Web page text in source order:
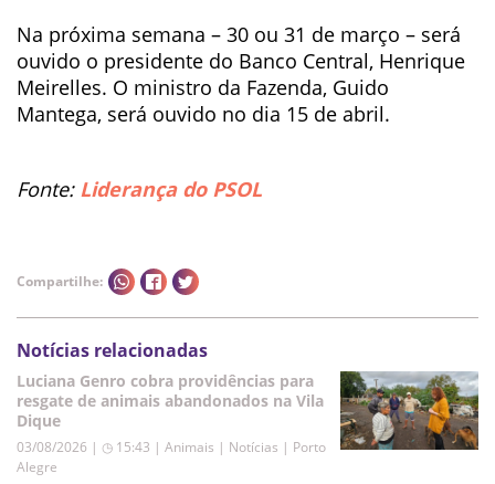
Na próxima semana – 30 ou 31 de março – será
ouvido o presidente do Banco Central, Henrique
Meirelles. O ministro da Fazenda, Guido
Mantega, será ouvido no dia 15 de abril.
Fonte: Liderança do PSOL
Compartilhe:
Notícias relacionadas
Luciana Genro cobra providências para
resgate de animais abandonados na Vila
Dique
03/08/2026 | ◷ 15:43 | Animais | Notícias | Porto
Alegre